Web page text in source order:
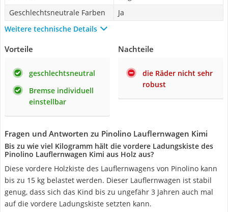
Geschlechtsneutrale Farben
Ja
Weitere technische Details
Vorteile
geschlechtsneutral
Bremse individuell
einstellbar
Nachteile
die Räder nicht sehr
robust
Fragen und Antworten zu Pinolino Lauflernwagen Kimi
Bis zu wie viel Kilogramm hält die vordere Ladungskiste des
Pinolino Lauflernwagen Kimi aus Holz aus?
Diese vordere Holzkiste des Lauflernwagens von Pinolino kann
bis zu 15 kg belastet werden. Dieser Lauflernwagen ist stabil
genug, dass sich das Kind bis zu ungefähr 3 Jahren auch mal
auf die vordere Ladungskiste setzten kann.